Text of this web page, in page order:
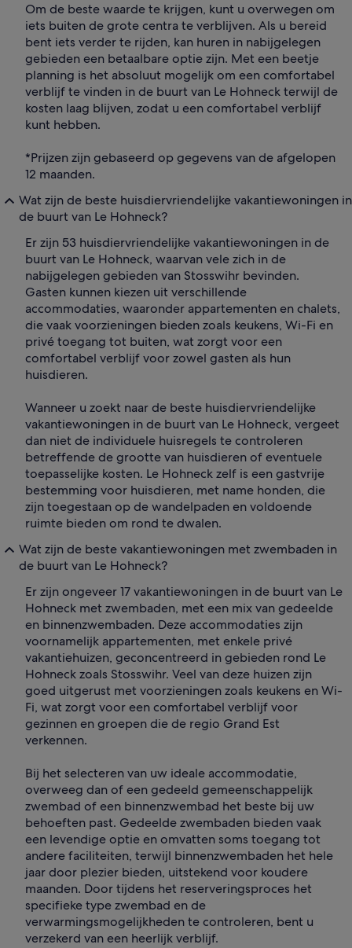
Om de beste waarde te krijgen, kunt u overwegen om
iets buiten de grote centra te verblijven. Als u bereid
bent iets verder te rijden, kan huren in nabijgelegen
gebieden een betaalbare optie zijn. Met een beetje
planning is het absoluut mogelijk om een comfortabel
verblijf te vinden in de buurt van Le Hohneck terwijl de
kosten laag blijven, zodat u een comfortabel verblijf
kunt hebben.
*Prijzen zijn gebaseerd op gegevens van de afgelopen
12 maanden.
Wat zijn de beste huisdiervriendelijke vakantiewoningen in
de buurt van Le Hohneck?
Er zijn 53 huisdiervriendelijke vakantiewoningen in de
buurt van Le Hohneck, waarvan vele zich in de
nabijgelegen gebieden van Stosswihr bevinden.
Gasten kunnen kiezen uit verschillende
accommodaties, waaronder appartementen en chalets,
die vaak voorzieningen bieden zoals keukens, Wi-Fi en
privé toegang tot buiten, wat zorgt voor een
comfortabel verblijf voor zowel gasten als hun
huisdieren.
Wanneer u zoekt naar de beste huisdiervriendelijke
vakantiewoningen in de buurt van Le Hohneck, vergeet
dan niet de individuele huisregels te controleren
betreffende de grootte van huisdieren of eventuele
toepasselijke kosten. Le Hohneck zelf is een gastvrije
bestemming voor huisdieren, met name honden, die
zijn toegestaan op de wandelpaden en voldoende
ruimte bieden om rond te dwalen.
Wat zijn de beste vakantiewoningen met zwembaden in
de buurt van Le Hohneck?
Er zijn ongeveer 17 vakantiewoningen in de buurt van Le
Hohneck met zwembaden, met een mix van gedeelde
en binnenzwembaden. Deze accommodaties zijn
voornamelijk appartementen, met enkele privé
vakantiehuizen, geconcentreerd in gebieden rond Le
Hohneck zoals Stosswihr. Veel van deze huizen zijn
goed uitgerust met voorzieningen zoals keukens en Wi-
Fi, wat zorgt voor een comfortabel verblijf voor
gezinnen en groepen die de regio Grand Est
verkennen.
Bij het selecteren van uw ideale accommodatie,
overweeg dan of een gedeeld gemeenschappelijk
zwembad of een binnenzwembad het beste bij uw
behoeften past. Gedeelde zwembaden bieden vaak
een levendige optie en omvatten soms toegang tot
andere faciliteiten, terwijl binnenzwembaden het hele
jaar door plezier bieden, uitstekend voor koudere
maanden. Door tijdens het reserveringsproces het
specifieke type zwembad en de
verwarmingsmogelijkheden te controleren, bent u
verzekerd van een heerlijk verblijf.